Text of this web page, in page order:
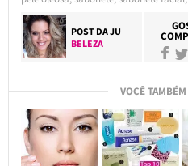
POST DAJU
BELEZA
VOCÊ